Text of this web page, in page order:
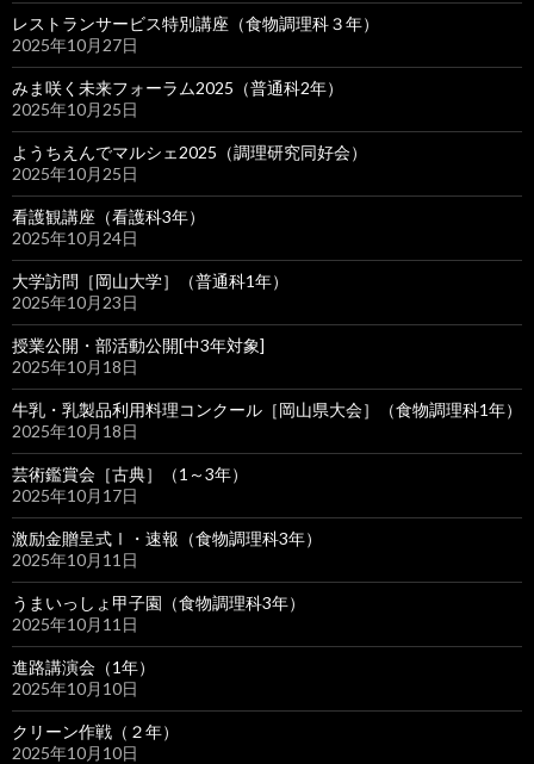
レストランサービス特別講座（食物調理科３年）
2025年10月27日
みま咲く未来フォーラム2025（普通科2年）
2025年10月25日
ようちえんでマルシェ2025（調理研究同好会）
2025年10月25日
看護観講座（看護科3年）
2025年10月24日
大学訪問［岡山大学］（普通科1年）
2025年10月23日
授業公開・部活動公開[中3年対象]
2025年10月18日
牛乳・乳製品利用料理コンクール［岡山県大会］（食物調理科1年）
2025年10月18日
芸術鑑賞会［古典］（1～3年）
2025年10月17日
激励金贈呈式Ⅰ・速報（食物調理科3年）
2025年10月11日
うまいっしょ甲子園（食物調理科3年）
2025年10月11日
進路講演会（1年）
2025年10月10日
クリーン作戦（２年）
2025年10月10日